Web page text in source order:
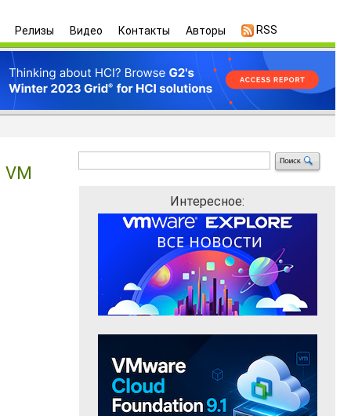
Релизы Видео Контакты Авторы RSS
Интересное: